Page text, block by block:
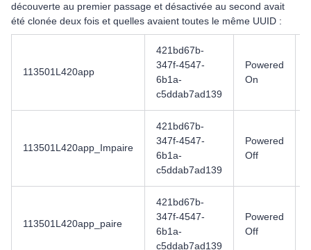
découverte au premier passage et désactivée au second avait
été clonée deux fois et quelles avaient toutes le même UUID :
113501L420app
421bd67b-
347f-4547-
6b1a-
c5ddab7ad139
Powered
On
113501L420app_Impaire
421bd67b-
347f-4547-
6b1a-
c5ddab7ad139
Powered
Off
113501L420app_paire
421bd67b-
347f-4547-
6b1a-
c5ddab7ad139
Powered
Off